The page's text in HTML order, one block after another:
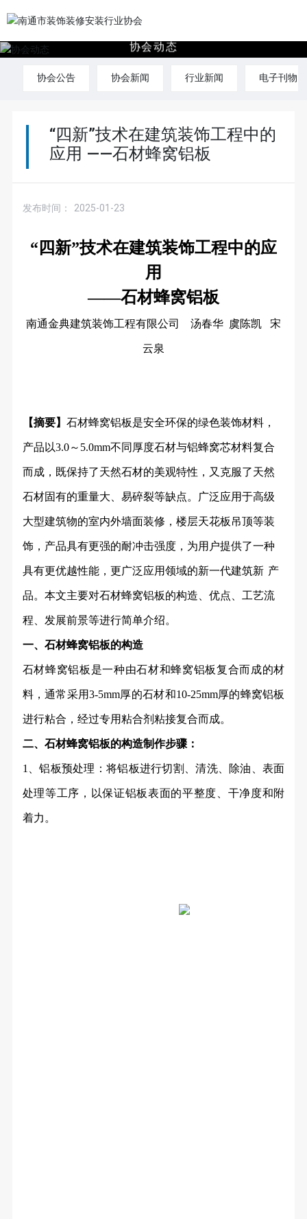
协会动态
协会公告 协会新闻 行业新闻 电子刊物
“四新”技术在建筑装饰工程中的
应用 ——石材蜂窝铝板
发布时间： 2025-01-23
“四新”技术在建筑装饰工程中的应
用
——石材蜂窝铝板
南通金典建筑装饰工程有限公司 汤春华 虞陈凯 宋
云泉
【摘要】 石材蜂窝铝板是安全环保的绿色装饰材料，
产品以3.0～5.0mm不同厚度石材与铝蜂窝芯材料复合
而成，既保持了天然石材的美观特性，又克服了天然
石材固有的重量大、易碎裂等缺点。广泛应用于高级
大型建筑物的室内外墙面装修，楼层天花板吊顶等装
饰，产品具有更强的耐冲击强度，为用户提供了一种
具有更优越性能，更广泛应用领域的新一代建筑新 产
品。本文主要对石材蜂窝铝板的构造、优点、工艺流
程、发展前景等进行简单介绍。
一、石材蜂窝铝板的构造
石材蜂窝铝板是一种由石材和蜂窝铝板复合而成的材
料，通常采用3-5mm厚的石材和10-25mm厚的蜂窝铝板
进行粘合，经过专用粘合剂粘接复合而成。
二、 石材蜂窝铝板的构造制作步骤：
1、铝板预处理：将铝板进行切割、清洗、除油、表面
处理等工序，以保证铝板表面的平整度、干净度和附
着力。